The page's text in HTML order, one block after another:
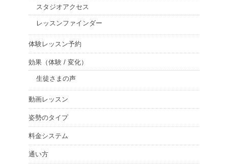
スタジオアクセス
レッスンファインダー
体験レッスン予約
効果（体験 / 変化）
生徒さまの声
動画レッスン
姿勢のタイプ
料金システム
通い方